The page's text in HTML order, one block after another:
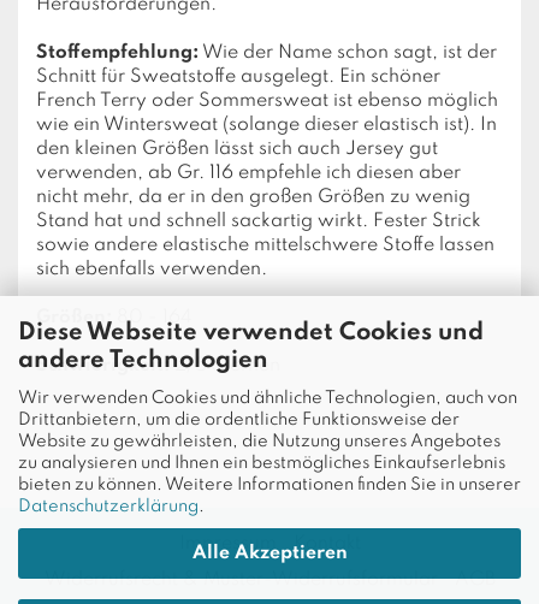
Diese Webseite verwendet Cookies und
andere Technologien
Wir verwenden Cookies und ähnliche Technologien, auch von
Drittanbietern, um die ordentliche Funktionsweise der
Website zu gewährleisten, die Nutzung unseres Angebotes
zu analysieren und Ihnen ein bestmögliches Einkaufserlebnis
bieten zu können. Weitere Informationen finden Sie in unserer
Datenschutzerklärung
Alle Akzeptieren
Herausforderungen.
Stoffempfehlung: Wie der Name schon sagt, ist der
Schnitt für Sweatstoffe ausgelegt. Ein schöner
French Terry oder Sommersweat ist ebenso möglich
wie ein Wintersweat (solange dieser elastisch ist). In
den kleinen Größen lässt sich auch Jersey gut
verwenden, ab Gr. 116 empfehle ich diesen aber
nicht mehr, da er in den großen Größen zu wenig
Stand hat und schnell sackartig wirkt. Fester Strick
sowie andere elastische mittelschwere Stoffe lassen
sich ebenfalls verwenden.
Größen: 80 - 164
Schwierigkeit:2/5 Sternen
Impressum
Kontakt
Widerrufsrecht & Muster-Widerrufsformular
AGB